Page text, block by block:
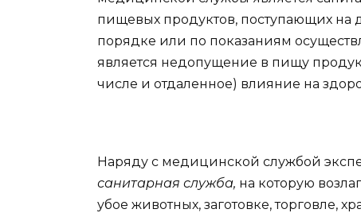
пищевых продуктов, поступающих на
порядке или по показаниям
является недопущение в пищу
числе и отдаленное) влияние на
Наряду с медицинской службой
санитарная служба, на которую
убое животных, заготовке, торговле,